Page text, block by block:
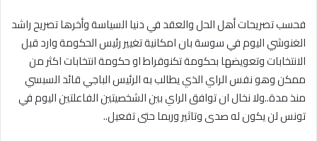
فحسب تصريحات أهل الحل والعقد في دنيا السياسة وأخرها تصريح راشد
الغنوشي اليوم في سوسة بان امكانية تغيير رئيس الحكومة وارد قبل
الانتخابات وتعويضها بحكومة تكنوقراط او حكومة انتخابات اكثر من
ممكن وهو نفس الراي الذي يطالب به الرئيس الباجي قائد السبسي
منذ مدة..ولا نخال ان توافق الراي بين الشخصيتين الفاعلتين اليوم في
تونس لن يكون له صدى وتاثير وربما حتى تفعيل..